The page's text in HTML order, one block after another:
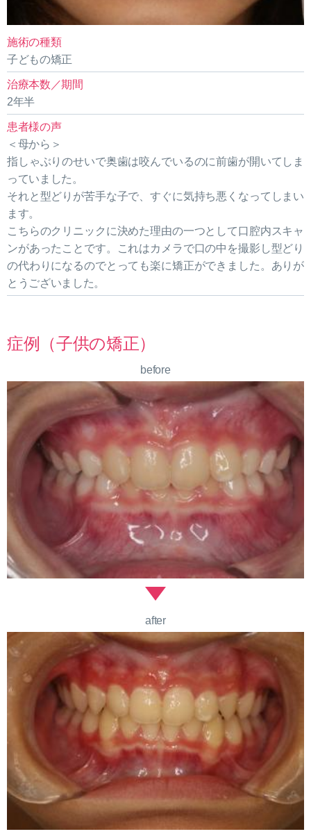
施術の種類
子どもの矯正
治療本数／期間
2年半
患者様の声
＜母から＞
指しゃぶりのせいで奥歯は咬んでいるのに前歯が開いてしま
っていました。
それと型どりが苦手な子で、すぐに気持ち悪くなってしまい
ます。
こちらのクリニックに決めた理由の一つとして口腔内スキャ
ンがあったことです。これはカメラで口の中を撮影し型どり
の代わりになるのでとっても楽に矯正ができました。ありが
とうございました。
症例（子供の矯正）
before
after